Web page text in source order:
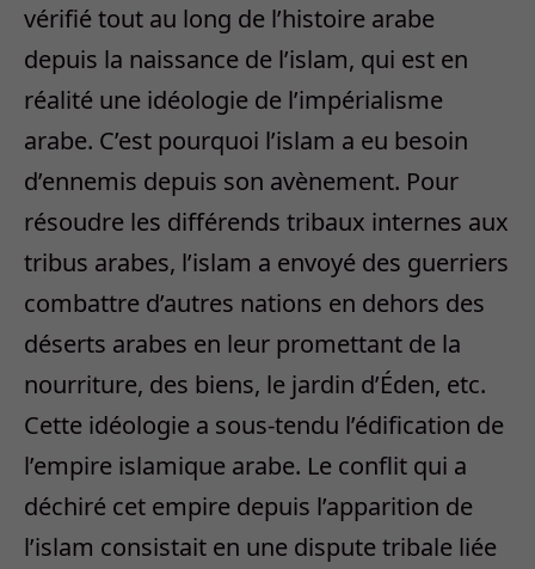
vérifié tout au long de l’histoire arabe
depuis la naissance de l’islam, qui est en
réalité une idéologie de l’impérialisme
arabe. C’est pourquoi l’islam a eu besoin
d’ennemis depuis son avènement. Pour
résoudre les différends tribaux internes aux
tribus arabes, l’islam a envoyé des guerriers
combattre d’autres nations en dehors des
déserts arabes en leur promettant de la
nourriture, des biens, le jardin d’Éden, etc.
Cette idéologie a sous-tendu l’édification de
l’empire islamique arabe. Le conflit qui a
déchiré cet empire depuis l’apparition de
l’islam consistait en une dispute tribale liée